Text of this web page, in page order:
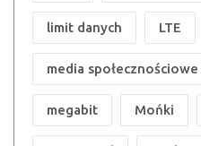
limit danych LTE
media społecznościowe
megabit Mońki